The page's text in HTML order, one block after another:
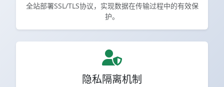
全站部署SSL/TLS协议，实现数据在传输过程中的有效保
护。
隐私隔离机制